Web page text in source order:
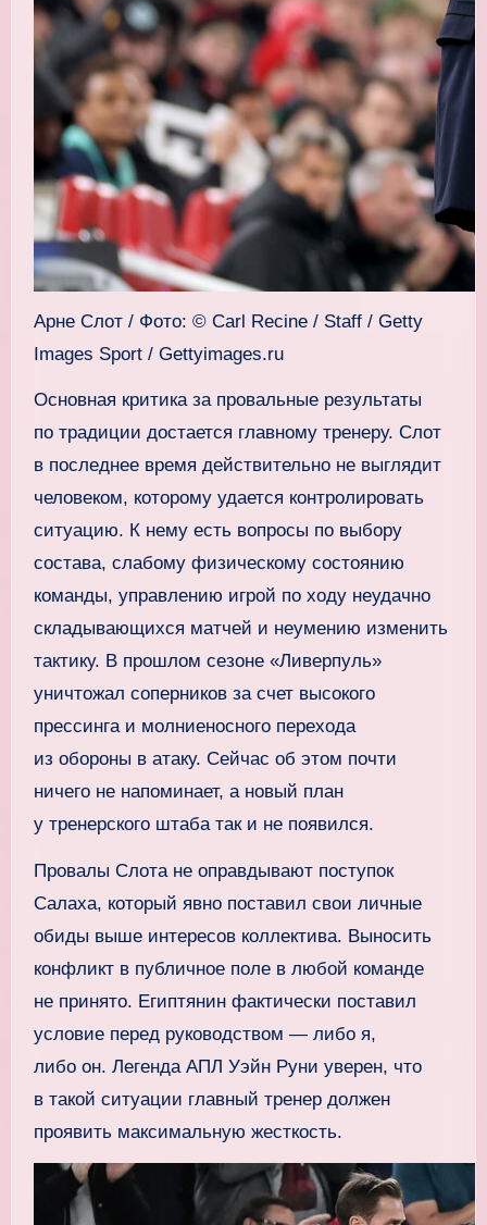
Арне Слот / Фото: © Carl Recine / Staff / Getty
Images Sport / Gettyimages.ru
Основная критика за провальные результаты
по традиции достается главному тренеру. Слот
в последнее время действительно не выглядит
человеком, которому удается контролировать
ситуацию. К нему есть вопросы по выбору
состава, слабому физическому состоянию
команды, управлению игрой по ходу неудачно
складывающихся матчей и неумению изменить
тактику. В прошлом сезоне «Ливерпуль»
уничтожал соперников за счет высокого
прессинга и молниеносного перехода
из обороны в атаку. Сейчас об этом почти
ничего не напоминает, а новый план
у тренерского штаба так и не появился.
Провалы Слота не оправдывают поступок
Салаха, который явно поставил свои личные
обиды выше интересов коллектива. Выносить
конфликт в публичное поле в любой команде
не принято. Египтянин фактически поставил
условие перед руководством — либо я,
либо он. Легенда АПЛ Уэйн Руни уверен, что
в такой ситуации главный тренер должен
проявить максимальную жесткость.